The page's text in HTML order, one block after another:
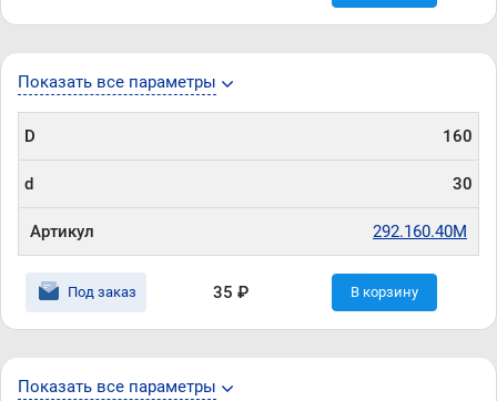
Показать все параметры
D 160
d 30
Артикул 292.160.40M
Под заказ 35 ₽ В корзину
Показать все параметры